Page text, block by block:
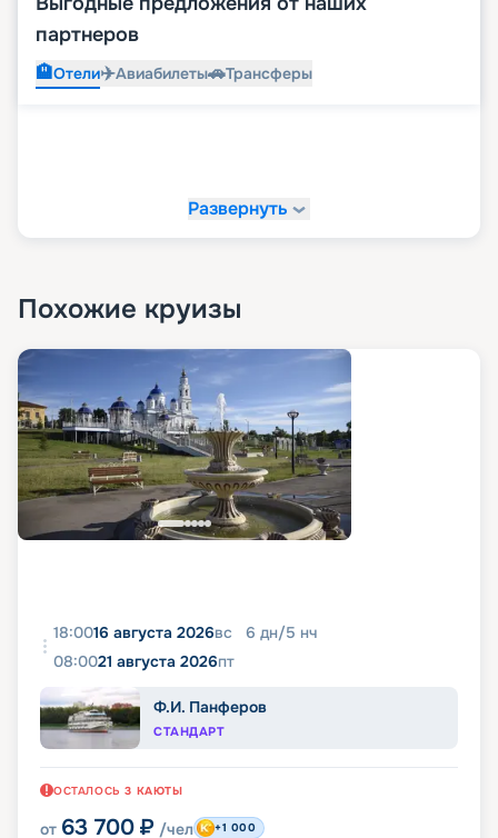
партнеров
🏨Отели✈️Авиабилеты🚗Трансферы
Развернуть
Похожие круизы
18:0016 августа 2026вс 6 дн/5 нч
08:0021 августа 2026пт
Ф.И. Панферов
СТАНДАРТ
ОСТАЛОСЬ 3 КАЮТЫ
от 63 700 ₽ /чел +1 000